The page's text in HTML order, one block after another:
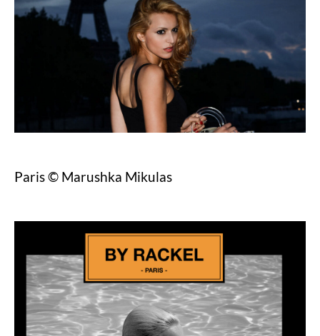
Paris © Marushka Mikulas